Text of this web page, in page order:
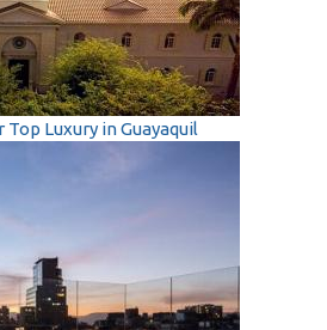
Luxury in Guayaquil